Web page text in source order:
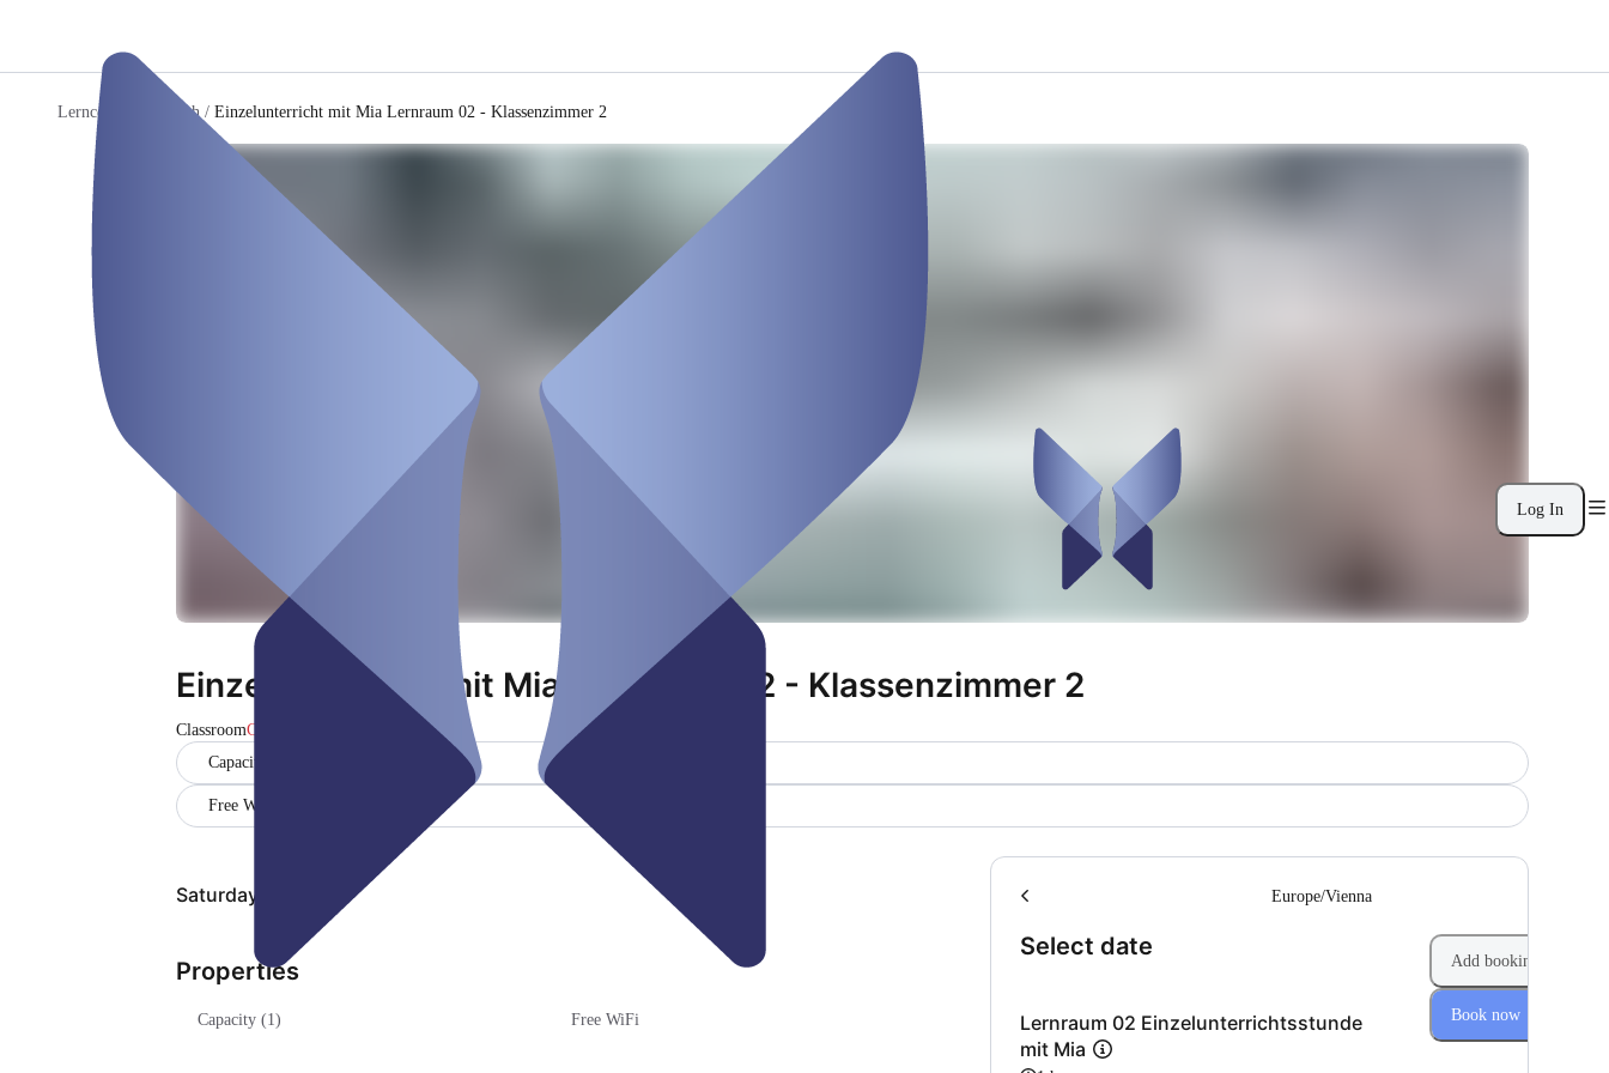
Log In
Lerncenter Polymath/ Einzelunterricht mit Mia Lernraum 02 - Klassenzimmer 2
Einzelunterricht mit Mia Lernraum 02 - Klassenzimmer 2
ClassroomClosed
Capacity (1)
Free WiFi
Saturday, Aug 08
Properties
Capacity (1) Free WiFi
Select date
Europe/Vienna
Lernraum 02 Einzelunterrichtsstunde
mit Mia
Add booking
Book now